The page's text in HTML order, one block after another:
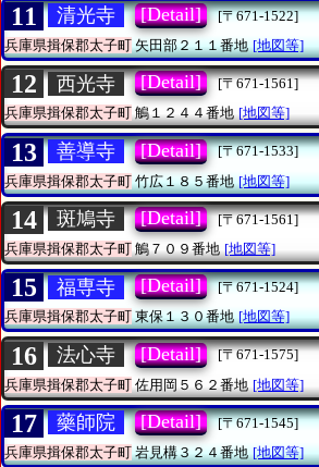
11 清光寺 [Detail]
[〒671-1522]
兵庫県揖保郡太子町矢田部２１１番地 [地図等]
12 西光寺 [Detail]
[〒671-1561]
兵庫県揖保郡太子町鵤１２４４番地 [地図等]
13 善導寺 [Detail]
[〒671-1533]
兵庫県揖保郡太子町竹広１８５番地 [地図等]
14 斑鳩寺 [Detail]
[〒671-1561]
兵庫県揖保郡太子町 鵤７０９番地 [地図等]
15 福専寺 [Detail]
[〒671-1524]
兵庫県揖保郡太子町東保１３０番地 [地図等]
16 法心寺 [Detail]
[〒671-1575]
兵庫県揖保郡太子町 佐用岡５６２番地 [地図等]
17 藥師院 [Detail]
[〒671-1545]
兵庫県揖保郡太子町岩見構３２４番地 [地図等]